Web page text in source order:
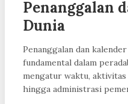
Penanggalan
Dunia
Penanggalan dan
fundamental dalam
mengatur waktu, aktivitas
hingga administrasi